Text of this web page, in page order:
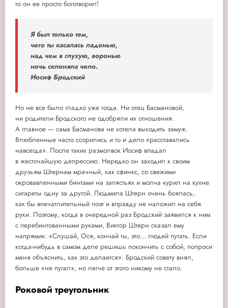
то он ее просто боготворил!
Я был только тем,
чего ты касалась ладонью,
над чем в глухую, воронью
ночь склоняла чело.
Иосиф Бродский
Но не все было гладко уже тогда. Ни отец Басмановой,
ни родители Бродского не одобряли их отношения.
А главное — сама Басманова не хотела выходить замуж.
Влюбленные часто ссорились и то и дело «расставались
навсегда». После таких размолвок Иосиф впадал
в жесточайшую депрессию. Нередко он заходил к своим
друзьям Штернам мрачный, как сфинкс, со свежими
окровавленными бинтами на запястьях и молча курил на кухне
сигареты одну за другой. Людмила Штерн очень боялась,
как бы впечатлительный поэт и вправду не наложил на себя
руки. Поэтому, когда в очередной раз Бродский заявился к ним
с перебинтованными руками, Виктор Штерн сказал ему
напрямик: «Слушай, Ося, кончай ты, это... людей пугать. Если
когда-нибудь в самом деле решишь покончить с собой, попроси
меня объяснить, как это делается». Бродский совету внял,
больше «не пугал», но легче от этого никому не стало.
Роковой треугольник